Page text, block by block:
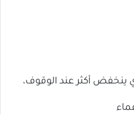
​​أكثر عند الوقوف،